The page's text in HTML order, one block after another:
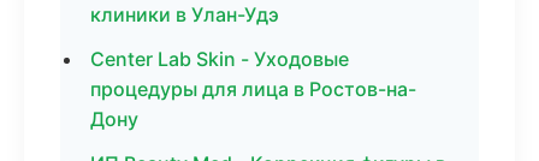
клиники в Улан-Удэ
Center Lab Skin - Уходовые
процедуры для лица в Ростов-на-
Дону